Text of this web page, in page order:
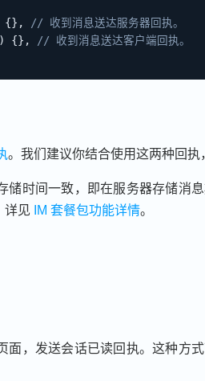
{} ,
// 收到消息送达服务器回执。
) {} ,
// 收到消息送达客户端回执。
。我们建议你结合使用这两种回执
时间一致，即在服务器存储消
详见
IM 套餐包功能详情。
，发送会话已读回执。这种方